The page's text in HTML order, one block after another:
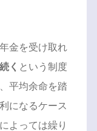
金を受け取れ
く という制度
平均余命を踏
になるケース
よっては繰り